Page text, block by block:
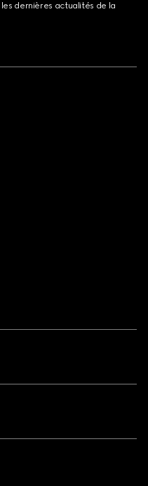
dernières actualités de la